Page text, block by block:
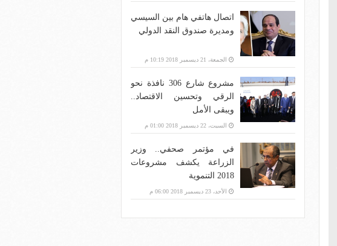
اتصال هاتفي هام بين السيسي
ومديرة صندوق النقد الدولي
الجمعة، 21 ديسمبر 2018 10:19 م
مشروع شارع 306 نافذة نحو
الرقي وتحسين الاقتصاد..
ويبقى الأمل
السبت، 22 ديسمبر 2018 01:00 م
في مؤتمر صحفي.. وزير
الزراعة يكشف مشروعات
2018 التنموية
الأحد، 23 ديسمبر 2018 06:00 م